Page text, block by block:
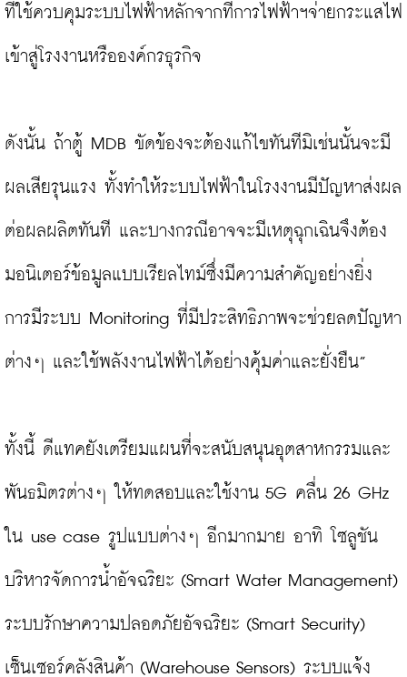
ที่ใช้ควบคุมระบบไฟฟ้าหลักจากที่การไฟฟ้าฯจ่ายกระแสไฟ
เข้าสู่โรงงานหรือองค์กรธุรกิจ
ดังนั้น ถ้าตู้ MDB ขัดข้องจะต้องแก้ไขทันทีมิเช่นนั้นจะมี
ผลเสียรุนแรง ทั้งทำให้ระบบไฟฟ้าในโรงงานมีปัญหาส่งผล
ต่อผลผลิตทันที และบางกรณีอาจจะมีเหตุฉุกเฉินจึงต้อง
มอนิเตอร์ข้อมูลแบบเรียลไทม์ซึ่งมีความสำคัญอย่างยิ่ง
การมีระบบ Monitoring ที่มีประสิทธิภาพจะช่วยลดปัญหา
ต่างๆ และใช้พลังงานไฟฟ้าได้อย่างคุ้มค่าและยั่งยืน”
ทั้งนี้ ดีแทคยังเตรียมแผนที่จะสนับสนุนอุตสาหกรรมและ
พันธมิตรต่างๆ ให้ทดสอบและใช้งาน 5G คลื่น 26 GHz
ใน use case รูปแบบต่างๆ อีกมากมาย อาทิ โซลูชัน
บริหารจัดการน้ำอัจฉริยะ (Smart Water Management)
ระบบรักษาความปลอดภัยอัจฉริยะ (Smart Security)
เซ็นเซอร์คลังสินค้า (Warehouse Sensors) ระบบแจ้ง